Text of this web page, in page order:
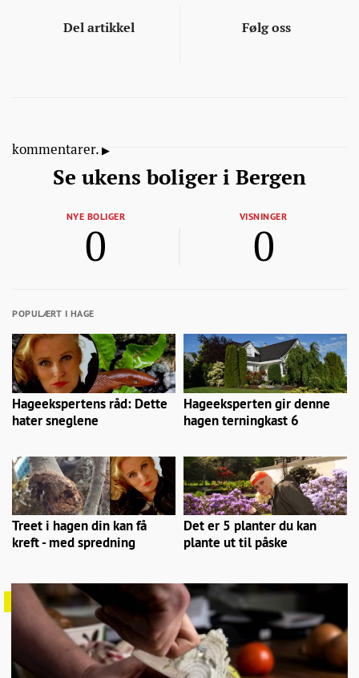
Del artikkel Følg oss
kommentarer.
Se ukens boliger i Bergen
NYE BOLIGER
0
VISNINGER
0
POPULÆRT I HAGE
Hageekspertens råd: Dette
hater sneglene
Hageeksperten gir denne
hagen terningkast 6
Treet i hagen din kan få
kreft - med spredning
Det er 5 planter du kan
plante ut til påske